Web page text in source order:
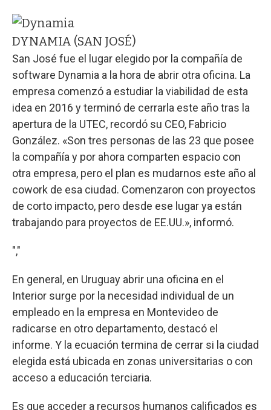
DYNAMIA (SAN JOSÉ)
San José fue el lugar elegido por la compañía de
software Dynamia a la hora de abrir otra oficina. La
empresa comenzó a estudiar la viabilidad de esta
idea en 2016 y terminó de cerrarla este año tras la
apertura de la UTEC, recordó su CEO, Fabricio
González. «Son tres personas de las 23 que posee
la compañía y por ahora comparten espacio con
otra empresa, pero el plan es mudarnos este año al
cowork de esa ciudad. Comenzaron con proyectos
de corto impacto, pero desde ese lugar ya están
trabajando para proyectos de EE.UU.», informó.
","
En general, en Uruguay abrir una oficina en el
Interior surge por la necesidad individual de un
empleado en la empresa en Montevideo de
radicarse en otro departamento, destacó el
informe. Y la ecuación termina de cerrar si la ciudad
elegida está ubicada en zonas universitarias o con
acceso a educación terciaria.
Es que acceder a recursos humanos calificados es